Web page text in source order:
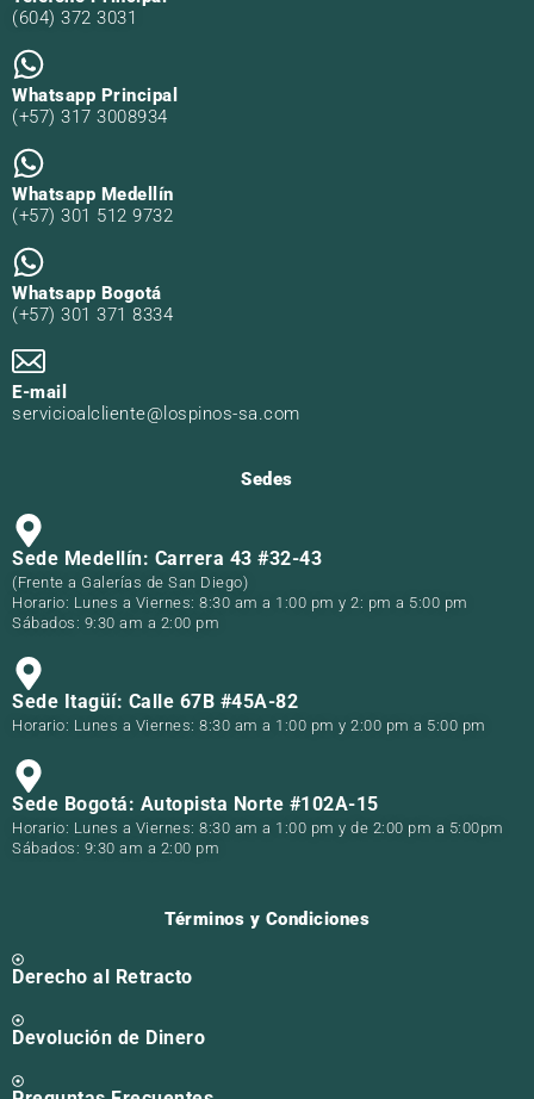
(604) 372 3031
Whatsapp Principal
(+57) 317 3008934
Whatsapp Medellín
(+57) 301 512 9732
Whatsapp Bogotá
(+57) 301 371 8334
E-mail
servicioalcliente@lospinos-sa.com
Sedes
Sede Medellín: Carrera 43 #32-43
(Frente a Galerías de San Diego)
Horario: Lunes a Viernes: 8:30 am a 1:00 pm y 2: pm a 5:00 pm
Sábados: 9:30 am a 2:00 pm
Sede Itagüí: Calle 67B #45A-82
Horario: Lunes a Viernes: 8:30 am a 1:00 pm y 2:00 pm a 5:00 pm
Sede Bogotá: Autopista Norte #102A-15
Horario: Lunes a Viernes: 8:30 am a 1:00 pm y de 2:00 pm a 5:00pm
Sábados: 9:30 am a 2:00 pm
Términos y Condiciones
Derecho al Retracto
Devolución de Dinero